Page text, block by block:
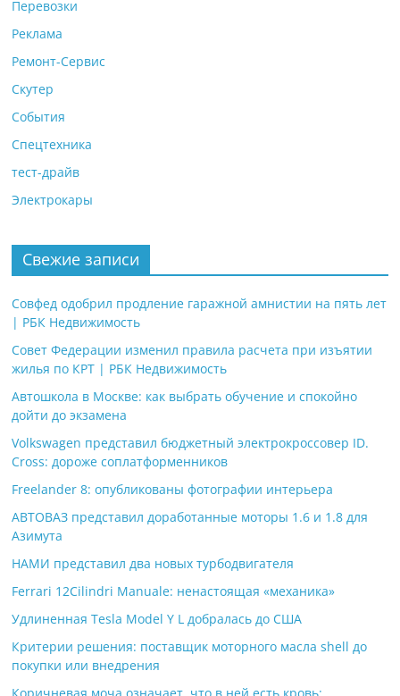
Перевозки
Реклама
Ремонт-Сервис
Скутер
События
Спецтехника
тест-драйв
Электрокары
Свежие записи
Совфед одобрил продление гаражной амнистии на пять лет
| РБК Недвижимость
Совет Федерации изменил правила расчета при изъятии
жилья по КРТ | РБК Недвижимость
Автошкола в Москве: как выбрать обучение и спокойно
дойти до экзамена
Volkswagen представил бюджетный электрокроссовер ID.
Cross: дороже соплатформенников
Freelander 8: опубликованы фотографии интерьера
АВТОВАЗ представил доработанные моторы 1.6 и 1.8 для
Азимута
НАМИ представил два новых турбодвигателя
Ferrari 12Cilindri Manuale: ненастоящая «механика»
Удлиненная Tesla Model Y L добралась до США
Критерии решения: поставщик моторного масла shell до
покупки или внедрения
Коричневая моча означает, что в ней есть кровь: